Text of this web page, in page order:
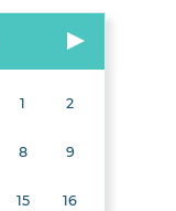
1 2
8 9
15 16